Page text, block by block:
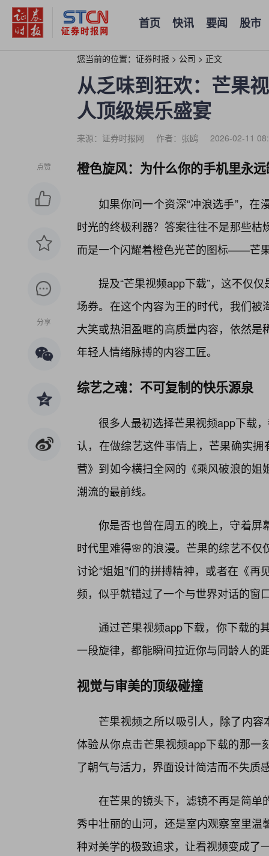
首页 快讯 要闻 股市
您当前的位置： 证券时报 > 公司 > 正文
从乏味到狂欢：芒果
人顶级娱乐盛宴
来源：证券时报网 作者：张鸥 2026-02-11
点赞
分享
橙色旋风：为什么你的手机里永
如果你问一个资深“冲浪选手”，
时光的终极利器？答案往往不是那些
而是一个闪耀着橙色光芒的图标——芒
提及“芒果视频app下载”，这不仅
场券。在这个内容为王的时代，我们
大笑或热泪盈眶的高质量内容，依然
年轻人情绪脉搏的内容工匠。
综艺之魂：不可复制的快乐源泉
很多人最初选择芒果视频app下载
认，在做综艺这件事情上，芒果确实
营》到如今横扫全网的《乘风破浪的
潮流的最前线。
你是否也曾在周五的晚上，守着屏
时代里难得🌸的浪漫。芒果的综艺不
讨论“姐姐”们的拼搏精神，或者在《
频，似乎就错过了一个与世界对话的窗
通过芒果视频app下载，你下载的
一段旋律，都能瞬间拉近你与同龄人的
视觉与审美的顶级碰撞
芒果视频之所以吸引人，除了内容
体验从你点击芒果视频app下载的那一
了朝气与活力，界面设计简洁而不失质
在芒果的镜头下，滤镜不再是简单
秀中壮丽的山河，还是室内观察室里
种对美学的极致追求，让看视频变成了